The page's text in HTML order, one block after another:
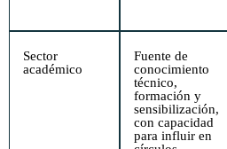
Sector
académico
Fuente de
conocimiento
técnico,
formación y
sensibilización,
con capacidad
para influir en